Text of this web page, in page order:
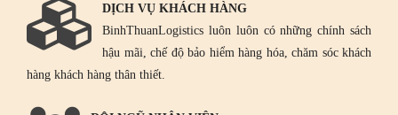
DỊCH VỤ KHÁCH HÀNG
BinhThuanLogistics luôn luôn có những chính sách
hậu mãi, chế độ bảo hiểm hàng hóa, chăm sóc khách
hàng khách hàng thân thiết.